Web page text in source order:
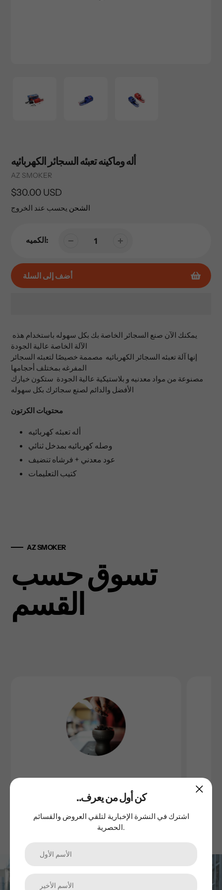
أله وماكينه تعبئه السجائر الكهربائيه
Vendor
AZ SMOKER
السعر
العادي
$30.00 USD
الشحن يحسب عند الخروج
الكميه:
أضف إلى السلة
إلى
عربة
التسوق
الخاصة
بك
الآلة الخاصة عالية الجودة
إنها آلة تعبئه السجائر الكهربائيه مصممة خصيصًا لتعبئه السجائر
المفرغه بمختلف أحجامها
مصنوعة من مواد معدنيه و بلاستيكية عالية الجودة ستكون خيارك
محتويات الكرتون
أله تعبئه كهربائيه
وصله كهربائيه بمدخل ثنائي
عود معدني + فرشاه تنضيف
كتيب التعليمات
AZ SMOKER
تسوق حسب
القسم
اشترك في نشرتنا الإخبارية
..كن أول من يعرف
اشترك في النشرة الإخبارية لتلقي العروض والقسائم
الحصرية.